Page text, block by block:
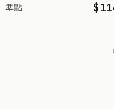
準點